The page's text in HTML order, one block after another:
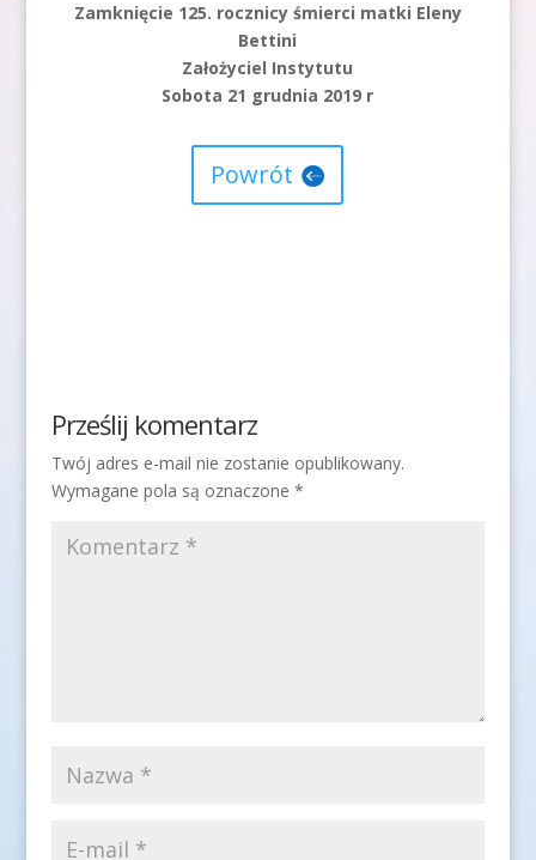
Zamknięcie 125. rocznicy śmierci matki Eleny
Bettini
Założyciel Instytutu
Sobota 21 grudnia 2019 r
Powrót
Prześlij komentarz
Twój adres e-mail nie zostanie opublikowany.
Wymagane pola są oznaczone *